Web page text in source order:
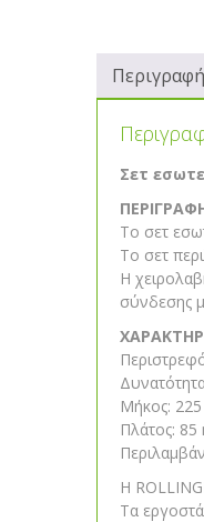
Περιγραφή
Σετ
Το σετ
Το σετ
Η
σύνδεσης
Μήκος:
Πλάτος: 85
Η
Τα